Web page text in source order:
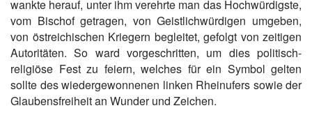
wankte herauf, unter ihm verehrte man das Hochwürdigste,
vom Bischof getragen, von Geistlichwürdigen umgeben,
von östreichischen Kriegern begleitet, gefolgt von zeitigen
Autoritäten. So ward vorgeschritten, um dies politisch-
religiöse Fest zu feiern, welches für ein Symbol gelten
sollte des wiedergewonnenen linken Rheinufers sowie der
Glaubensfreiheit an Wunder und Zeichen.